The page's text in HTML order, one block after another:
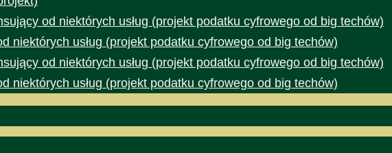
od niektórych usług (projekt podatku cyfrowego od big techów)
niektórych usług (projekt podatku cyfrowego od big techów)
od niektórych usług (projekt podatku cyfrowego od big techów)
niektórych usług (projekt podatku cyfrowego od big techów)